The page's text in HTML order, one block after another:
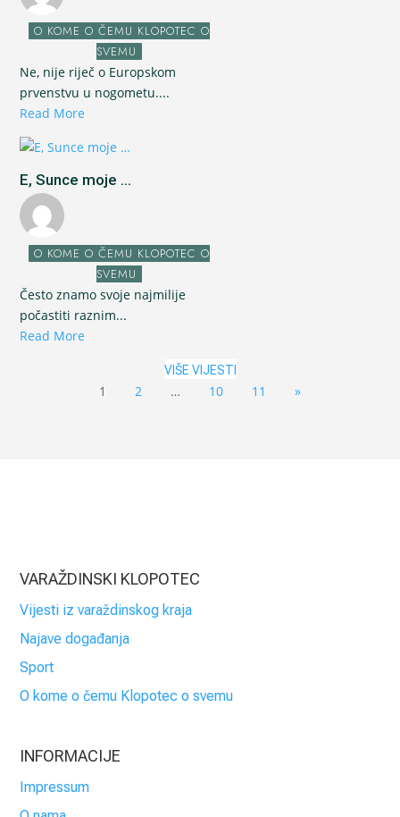
O KOME O ČEMU KLOPOTEC O
SVEMU
Ne, nije riječ o Europskom
prvenstvu u nogometu....
Read More
E, Sunce moje ...
O KOME O ČEMU KLOPOTEC O
SVEMU
Često znamo svoje najmilije
počastiti raznim...
Read More
VIŠE VIJESTI
1 2 … 10 11 »
VARAŽDINSKI KLOPOTEC
Vijesti iz varaždinskog kraja
Najave događanja
Sport
O kome o čemu Klopotec o svemu
INFORMACIJE
Impressum